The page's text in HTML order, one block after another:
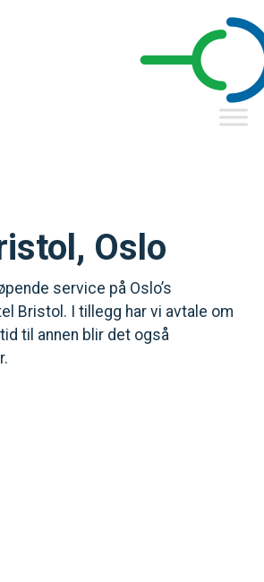
Oslo
service på Oslo’s
Bristol. I tillegg har vi avtale om
til annen blir det også